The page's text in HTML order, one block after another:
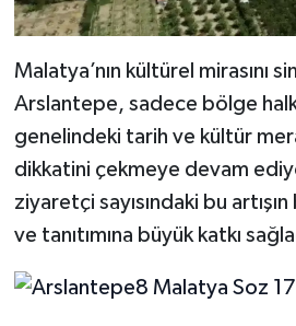
Malatya’nın kültürel mirasını
Arslantepe, sadece bölge
genelindeki tarih ve kültür
dikkatini çekmeye devam
ziyaretçi sayısındaki bu
ve tanıtımına büyük katkı